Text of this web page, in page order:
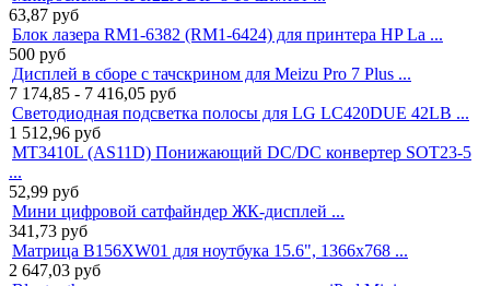
63,87 руб
Блок лазера RM1-6382 (RM1-6424) для принтера HP La ...
500 руб
Дисплей в сборе с тачскрином для Meizu Pro 7 Plus ...
7 174,85 - 7 416,05 руб
Светодиодная подсветка полосы для LG LC420DUE 42LB ...
1 512,96 руб
MT3410L (AS11D) Понижающий DC/DC конвертер SOT23-5
...
52,99 руб
Мини цифровой сатфайндер ЖК-дисплей ...
341,73 руб
Матрица B156XW01 для ноутбука 15.6", 1366x768 ...
2 647,03 руб